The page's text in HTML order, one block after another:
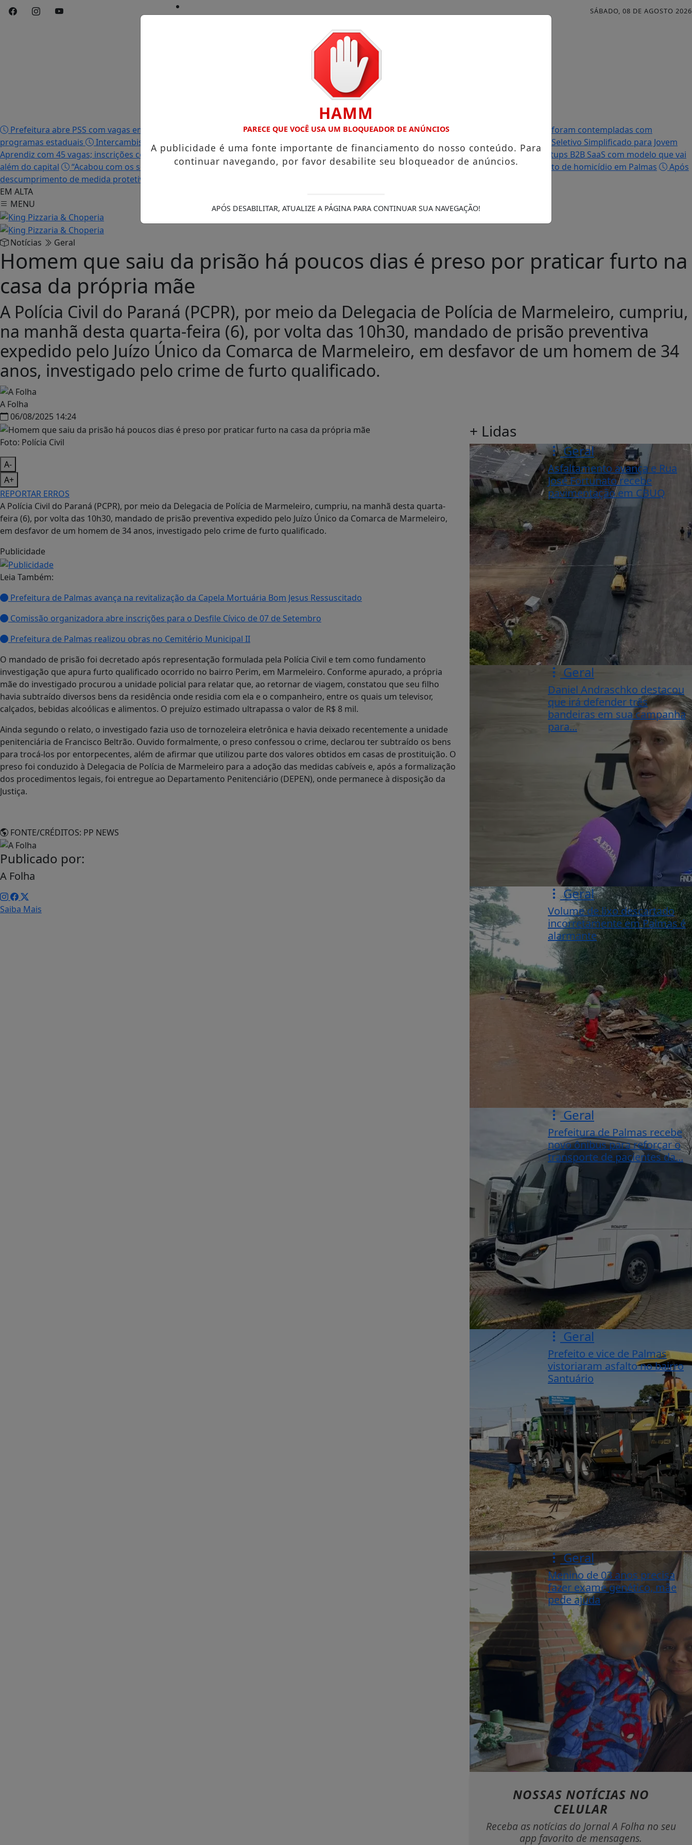
SÁBADO, 08 DE AGOSTO 2026
Início/
Prefeitura abre PSS com vagas em seis funções e salários que chegam a R$ 3,8 mil
Igreja do Divino Espírito Santo
Famílias palmenses foram contempladas com
programas estaduais
Intercambista palmense comenta sobre sua viagem ao Canadá e destaca o aprendizado
Prefeitura abre Processo Seletivo Simplificado para Jovem
Aprendiz com 45 vagas; inscrições começam nesta terça-feira (21)
Aceleradora paranaense abre seleção para investir R$ 5 milhões em startups B2B SaaS com modelo que vai
além do capital
“Acabou com os sonhos”, diz irmão da moradora que teve a casa destruída por incêndio PCPR divulga imagem de suspeito de homicídio em Palmas
Após
descumprimento de medida protetiva e tentativa de feminicídio, PCPR prende homem em Palmas
EM ALTA
MENU
Notícias Geral
Homem que saiu da prisão há poucos dias é preso por praticar furto na
casa da própria mãe
A Polícia Civil do Paraná (PCPR), por meio da Delegacia de Polícia de Marmeleiro, cumpriu,
na manhã desta quarta-feira (6), por volta das 10h30, mandado de prisão preventiva
expedido pelo Juízo Único da Comarca de Marmeleiro, em desfavor de um homem de 34
anos, investigado pelo crime de furto qualificado.
A Folha
06/08/2025 14:24
Foto: Polícia Civil
A-
A+
REPORTAR ERROS
A Polícia Civil do Paraná (PCPR), por meio da Delegacia de Polícia de Marmeleiro, cumpriu, na manhã desta quarta-
feira (6), por volta das 10h30, mandado de prisão preventiva expedido pelo Juízo Único da Comarca de Marmeleiro,
em desfavor de um homem de 34 anos, investigado pelo crime de furto qualificado.
Publicidade
Leia Também:
Prefeitura de Palmas avança na revitalização da Capela Mortuária Bom Jesus Ressuscitado
Comissão organizadora abre inscrições para o Desfile Cívico de 07 de Setembro
Prefeitura de Palmas realizou obras no Cemitério Municipal II
O mandado de prisão foi decretado após representação formulada pela Polícia Civil e tem como fundamento
investigação que apura furto qualificado ocorrido no bairro Perim, em Marmeleiro. Conforme apurado, a própria
mãe do investigado procurou a unidade policial para relatar que, ao retornar de viagem, constatou que seu filho
havia subtraído diversos bens da residência onde residia com ela e o companheiro, entre os quais um televisor,
calçados, bebidas alcoólicas e alimentos. O prejuízo estimado ultrapassa o valor de R$ 8 mil.
Ainda segundo o relato, o investigado fazia uso de tornozeleira eletrônica e havia deixado recentemente a unidade
penitenciária de Francisco Beltrão. Ouvido formalmente, o preso confessou o crime, declarou ter subtraído os bens
para trocá-los por entorpecentes, além de afirmar que utilizou parte dos valores obtidos em casas de prostituição. O
preso foi conduzido à Delegacia de Polícia de Marmeleiro para a adoção das medidas cabíveis e, após a formalização
dos procedimentos legais, foi entregue ao Departamento Penitenciário (DEPEN), onde permanece à disposição da
Justiça.
FONTE/CRÉDITOS: PP NEWS
Publicado por:
A Folha
Saiba Mais
+ Lidas
Geral
Asfaltamento avança e Rua
José Fortunato recebe
pavimentação em CBUQ
Geral
Daniel Andraschko destacou
que irá defender três
bandeiras em sua campanha
para...
Geral
Volume de lixo descartado
incorretamente em Palmas é
alarmante
Geral
Prefeitura de Palmas recebe
novo ônibus para reforçar o
transporte de pacientes da...
Geral
Prefeito e vice de Palmas
vistoriaram asfalto no bairro
Santuário
Geral
Menino de 03 anos precisa
fazer exame genético, mãe
pede ajuda
NOSSAS NOTÍCIAS NO
CELULAR
Receba as notícias do Jornal A Folha no seu
app favorito de mensagens.
HAMM
PARECE QUE VOCÊ USA UM BLOQUEADOR DE ANÚNCIOS
A publicidade é uma fonte importante de financiamento do nosso conteúdo. Para
continuar navegando, por favor desabilite seu bloqueador de anúncios.
APÓS DESABILITAR, ATUALIZE A PÁGINA PARA CONTINUAR SUA NAVEGAÇÃO!